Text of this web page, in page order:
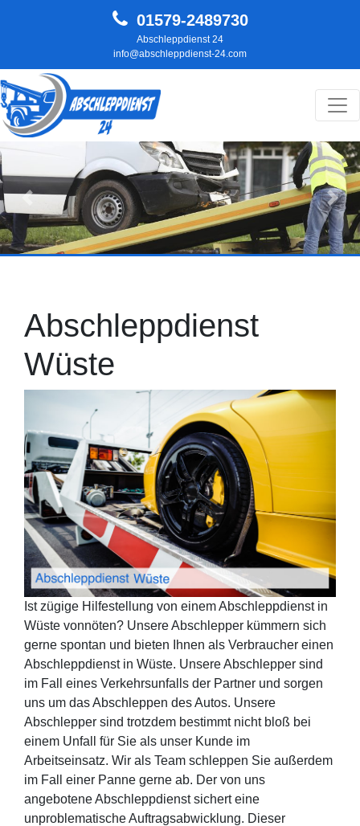
01579-2489730
Abschleppdienst 24
info@abschleppdienst-24.com
Hauptnavigation
Zurück
Abschleppdienst
Wüste
Ist zügige Hilfestellung von einem Abschleppdienst in
Wüste vonnöten? Unsere Abschlepper kümmern sich
gerne spontan und bieten Ihnen als Verbraucher einen
Abschleppdienst in Wüste. Unsere Abschlepper sind
im Fall eines Verkehrsunfalls der Partner und sorgen
uns um das Abschleppen des Autos. Unsere
Abschlepper sind trotzdem bestimmt nicht bloß bei
einem Unfall für Sie als unser Kunde im
Arbeitseinsatz. Wir als Team schleppen Sie außerdem
im Fall einer Panne gerne ab. Der von uns
angebotene Abschleppdienst sichert eine
unproblematische Auftragsabwicklung. Dieser